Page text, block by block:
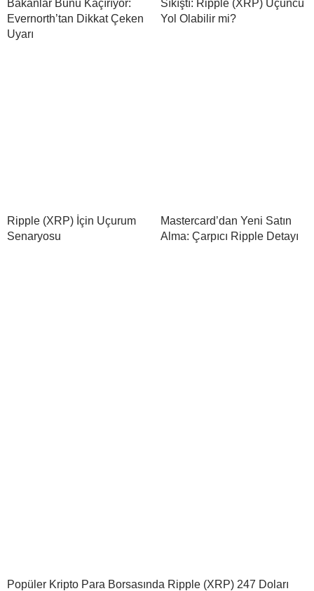
Bakanlar Bunu Kaçırıyor:
Evernorth’tan Dikkat Çeken
Uyarı
Sıkıştı: Ripple (XRP) Üçüncü
Yol Olabilir mi?
Ripple (XRP) İçin Uçurum
Senaryosu
Mastercard’dan Yeni Satın
Alma: Çarpıcı Ripple Detayı
Popüler Kripto Para Borsasında Ripple (XRP) 247 Doları